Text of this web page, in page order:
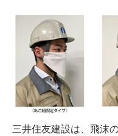
三井住友建設は、飛沫